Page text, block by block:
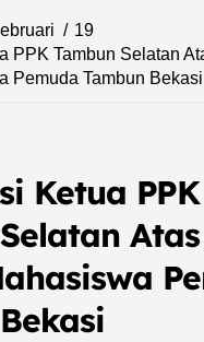
19
PPK Tambun Selatan
Pemuda Tambun Bekasi
Ketua PPK